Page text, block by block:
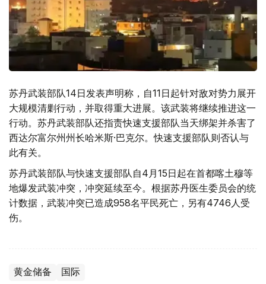
苏丹武装部队14日发表声明称，自11日起针对敌对势力展开
大规模清剿行动，并取得重大进展。该武装将继续推进这一
行动。苏丹武装部队还指责快速支援部队当天绑架并杀害了
西达尔富尔州州长哈米斯·巴克尔。快速支援部队则否认与
此有关。
苏丹武装部队与快速支援部队自4月15日起在首都喀土穆等
地爆发武装冲突，冲突延续至今。根据苏丹医生委员会的统
计数据，武装冲突已造成958名平民死亡，另有4746人受
伤。
黄金储备 国际